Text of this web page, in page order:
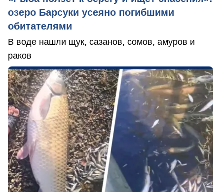
озеро Барсуки усеяно погибшими
обитателями
В воде нашли щук, сазанов, сомов, амуров и
раков